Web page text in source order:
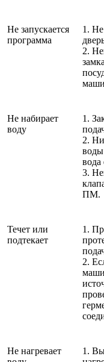
Не запускается
программа
1.
2.
Не набирает
воду
1.
2.
воды
вода
3.
ПМ.
Течет или
подтекает
1.
2.
Не нагревает
1.